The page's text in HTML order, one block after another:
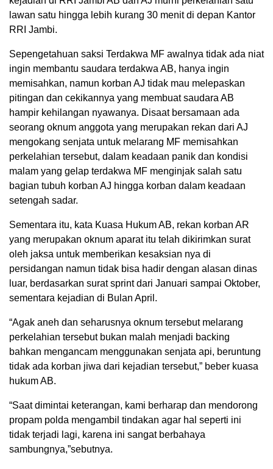
lawan satu hingga lebih kurang 30 menit di depan Kantor
RRI Jambi.
Sepengetahuan saksi Terdakwa MF awalnya tidak ada niat
ingin membantu saudara terdakwa AB, hanya ingin
memisahkan, namun korban AJ tidak mau melepaskan
pitingan dan cekikannya yang membuat saudara AB
hampir kehilangan nyawanya. Disaat bersamaan ada
seorang oknum anggota yang merupakan rekan dari AJ
mengokang senjata untuk melarang MF memisahkan
perkelahian tersebut, dalam keadaan panik dan kondisi
malam yang gelap terdakwa MF menginjak salah satu
bagian tubuh korban AJ hingga korban dalam keadaan
setengah sadar.
Sementara itu, kata Kuasa Hukum AB, rekan korban AR
yang merupakan oknum aparat itu telah dikirimkan surat
oleh jaksa untuk memberikan kesaksian nya di
persidangan namun tidak bisa hadir dengan alasan dinas
luar, berdasarkan surat sprint dari Januari sampai Oktober,
sementara kejadian di Bulan April.
“Agak aneh dan seharusnya oknum tersebut melarang
perkelahian tersebut bukan malah menjadi backing
bahkan mengancam menggunakan senjata api, beruntung
tidak ada korban jiwa dari kejadian tersebut,” beber kuasa
hukum AB.
“Saat dimintai keterangan, kami berharap dan mendorong
propam polda mengambil tindakan agar hal seperti ini
tidak terjadi lagi, karena ini sangat berbahaya
sambungnya,”sebutnya.